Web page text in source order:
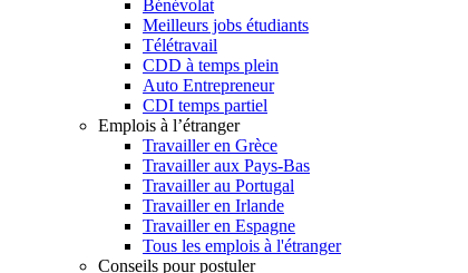
Bénévolat
Meilleurs jobs étudiants
Télétravail
CDD à temps plein
Auto Entrepreneur
CDI temps partiel
Emplois à l’étranger
Travailler en Grèce
Travailler aux Pays-Bas
Travailler au Portugal
Travailler en Irlande
Travailler en Espagne
Tous les emplois à l'étranger
Conseils pour postuler